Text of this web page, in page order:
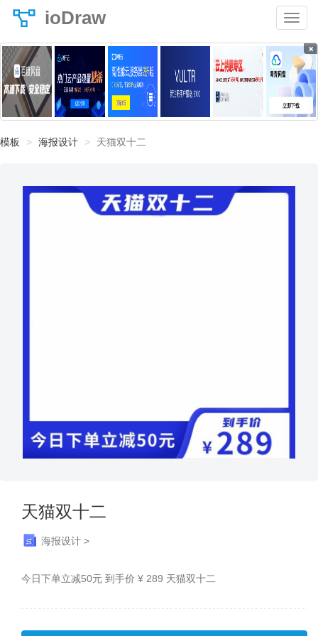
ioDraw
×
模板 海报设计 天猫双十二
天猫双十二
海报设计 >
今日下单立减50元 到手价 ¥ 289 天猫双十二